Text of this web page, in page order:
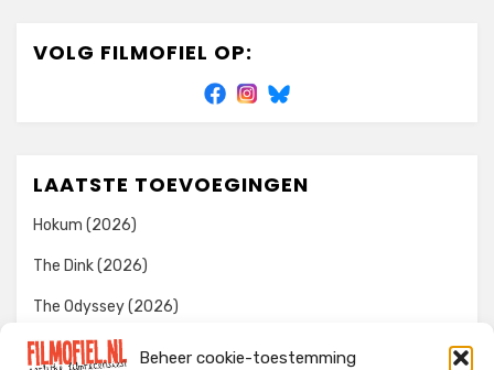
Beheer cookie-toestemming
VOLG FILMOFIEL OP:
LAATSTE TOEVOEGINGEN
Hokum (2026)
The Dink (2026)
The Odyssey (2026)
Evil Dead Burn (2026)